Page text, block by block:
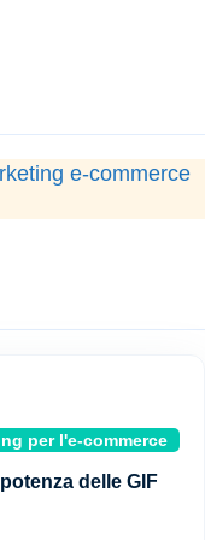
e-commerce
per l'e-commerce
delle GIF